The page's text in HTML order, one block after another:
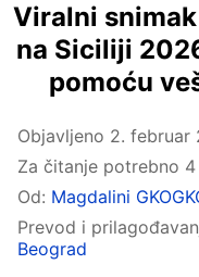
Viralni
na Siciliji
pomoću
Objavljeno 2. februar
Za čitanje potrebno
Od: Magdalini
Prevod i
Beograd